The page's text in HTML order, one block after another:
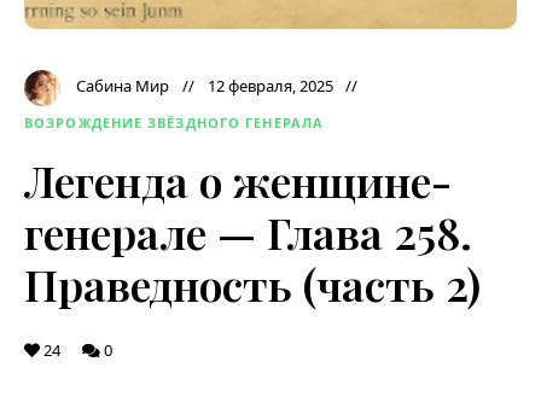
Сабина Мир 12 февраля, 2025
ВОЗРОЖДЕНИЕ ЗВЁЗДНОГО ГЕНЕРАЛА
Легенда о женщине-
генерале — Глава 258.
Праведность (часть 2)
24 0